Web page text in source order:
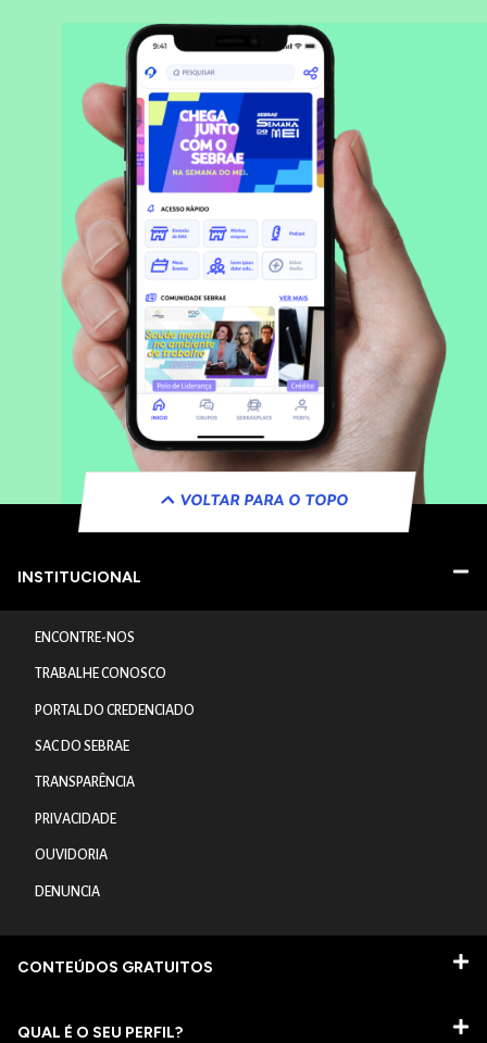
VOLTAR PARA O TOPO
INSTITUCIONAL
ENCONTRE-NOS
TRABALHE CONOSCO
PORTAL DO CREDENCIADO
SAC DO SEBRAE
TRANSPARÊNCIA
PRIVACIDADE
OUVIDORIA
DENUNCIA
CONTEÚDOS GRATUITOS
QUAL É O SEU PERFIL?